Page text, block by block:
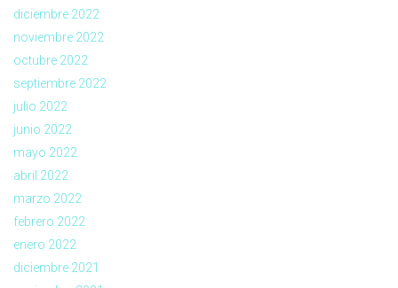
diciembre 2022
noviembre 2022
octubre 2022
septiembre 2022
julio 2022
junio 2022
mayo 2022
abril 2022
marzo 2022
febrero 2022
enero 2022
diciembre 2021